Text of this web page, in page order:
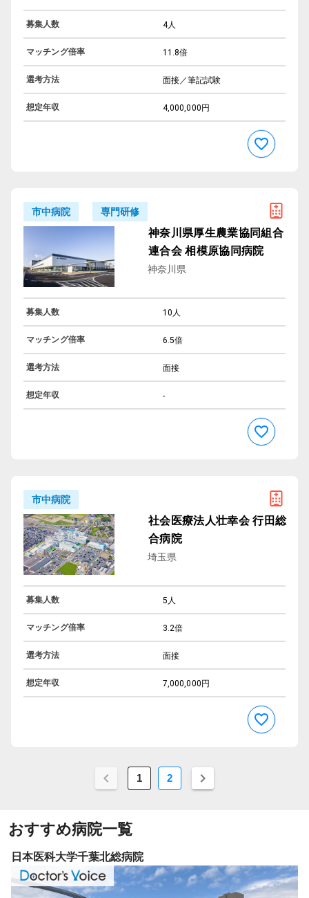
募集人数 4人
マッチング倍率 11.8倍
選考方法 面接／筆記試験
想定年収 4,000,000円
市中病院 専門研修
神奈川県厚生農業協同組合
連合会 相模原協同病院
神奈川県
募集人数 10人
マッチング倍率 6.5倍
選考方法 面接
想定年収 -
市中病院
社会医療法人壮幸会 行田総
合病院
埼玉県
募集人数 5人
マッチング倍率 3.2倍
選考方法 面接
想定年収 7,000,000円
1 2
おすすめ病院一覧
日本医科大学千葉北総病院